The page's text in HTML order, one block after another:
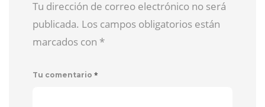
Tu dirección de correo electrónico no será
publicada. Los campos obligatorios están
marcados con *
Tu comentario *